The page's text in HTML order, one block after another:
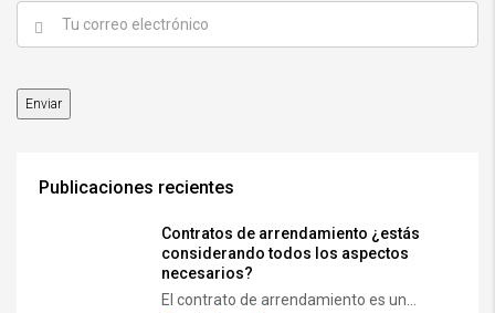
Publicaciones recientes
Contratos de arrendamiento ¿estás
considerando todos los aspectos
necesarios?
El contrato de arrendamiento es un...